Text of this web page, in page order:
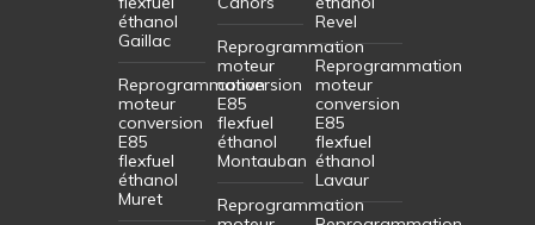
éthanol
Gaillac
Reprogrammation
moteur
conversion
E85
flexfuel
éthanol
Muret
Reprogrammation
moteur
conversion
E85
flexfuel
éthanol
Montauban
Reprogrammation
Revel
Reprogrammation
moteur
conversion
E85
flexfuel
éthanol
Lavaur